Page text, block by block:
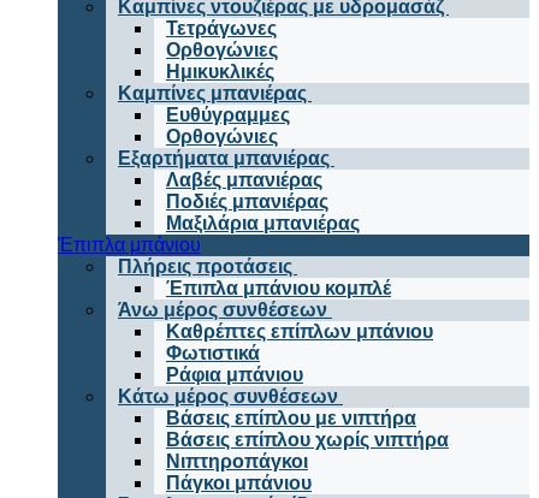
Καμπίνες ντουζιέρας με υδρομασάζ
Τετράγωνες
Ορθογώνιες
Ημικυκλικές
Καμπίνες μπανιέρας
Ευθύγραμμες
Ορθογώνιες
Εξαρτήματα μπανιέρας
Λαβές μπανιέρας
Ποδιές μπανιέρας
Μαξιλάρια μπανιέρας
Έπιπλα μπάνιου
Πλήρεις προτάσεις
Έπιπλα μπάνιου κομπλέ
Άνω μέρος συνθέσεων
Καθρέπτες επίπλων μπάνιου
Φωτιστικά
Ράφια μπάνιου
Κάτω μέρος συνθέσεων
Βάσεις επίπλου με νιπτήρα
Βάσεις επίπλου χωρίς νιπτήρα
Νιπτηροπάγκοι
Πάγκοι μπάνιου